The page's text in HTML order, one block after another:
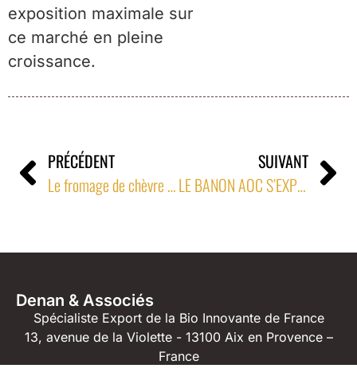
exposition maximale sur
ce marché en pleine
croissance.
PRÉCÉDENT
Le fromage de chèvre Banon exporté en Grande-Bretagne chez J Sainsbury’s
SUIVANT
LE BANON AOC S’EXPORTE DANS LE RESEAU DES FROMAGERS TRADITIONNELS AUX PAYS-BAS
Denan & Associés
Spécialiste Export de la Bio Innovante de France
13, avenue de la Violette - 13100 Aix en Provence –
France